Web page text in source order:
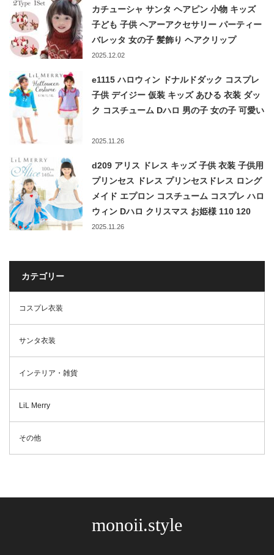
カチューシャ サンタ ヘアピン 小物 キッズ
子ども 子供 ヘアーアクセサリー パーティー
バレッタ 女の子 髪飾り ヘアクリップ
2025.12.02
e1115 ハロウィン ドナルドダック コスプレ
子供 デイジー 仮装 キッズ あひる 衣装 ダッ
ク コスチューム Dハロ 男の子 女の子 可愛い
2025.11.26
d209 アリス ドレス キッズ 子供 衣装 子供用
プリンセス ドレス プリンセスドレス ロング
メイド エプロン コスチューム コスプレ ハロ
ウィン Dハロ クリスマス お姫様 110 120
130 140LiL Merry
2025.11.26
カテゴリー
コスプレ衣装
サンタ衣装
インテリア・雑貨
LiL Merry
その他
monoii.style